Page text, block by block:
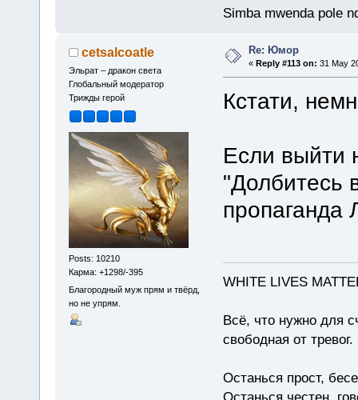
Simba mwenda pole
cetsalcoatle
Эльрат – дракон света
Глобальный модератор
Трижды герой
Posts: 10210
Карма: +1298/-395
Благородный муж прям и твёрд,
но не упрям.
Re: Юмор
«Reply #113 on: 31 May
Кстати,
Если выйти
"Долбитесь
пропаганда
WHITE LIVES
Всё, что нужно для
свободная от
Останься прост,